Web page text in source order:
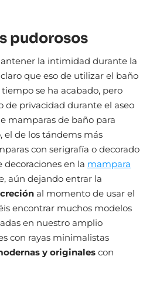
pudorosos
la intimidad durante la
que eso de utilizar el baño
se ha acabado, pero
de privacidad durante el aseo
mamparas de baño para
el de los tándems más
con serigrafía o decorado
decoraciones en la mampara
aún dejando entrar la
al momento de usar el
encontrar muchos modelos
en nuestro amplio
con rayas minimalistas
y originales con